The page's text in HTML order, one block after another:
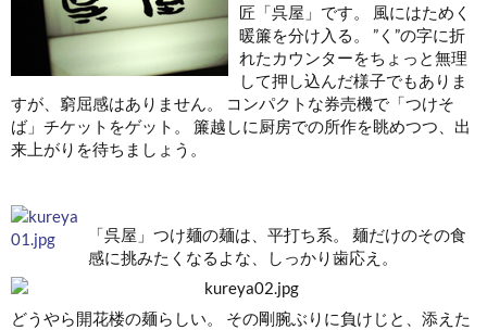
匠「呉屋」です。 風にはためく
暖簾を分け入る。 ”く”の字に折
れたカウンターをちょっと無理
して押し込んだ様子でもありま
すが、窮屈感はありません。 コンパクトな券売機で「つけそ
ば」チケットをゲット。 簾越しに厨房での所作を眺めつつ、出
来上がりを待ちましょう。
「呉屋」つけ麺の麺は、平打ち系。 麺だけのその食
感に挑みたくなるよな、しっかり歯応え。
どうやら開花楼の麺らしい。 その剛腕ぶりに負けじと、添えた